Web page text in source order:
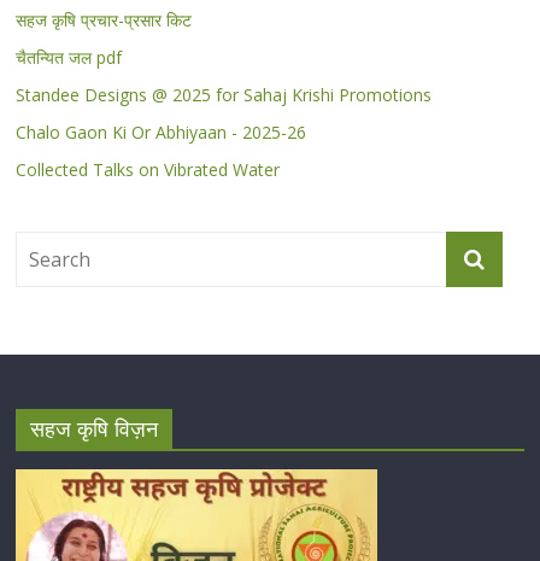
सहज कृषि प्रचार-प्रसार किट
चैतन्यित जल pdf
Standee Designs @ 2025 for Sahaj Krishi Promotions
Chalo Gaon Ki Or Abhiyaan - 2025-26
Collected Talks on Vibrated Water
सहज कृषि विज़न